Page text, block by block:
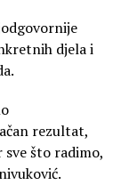
djela i
rezultat,
što radimo,